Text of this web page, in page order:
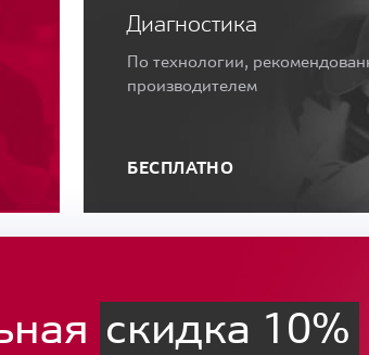
Диагностика
По технологии,
производителем
БЕСПЛАТНО
скидка 10%